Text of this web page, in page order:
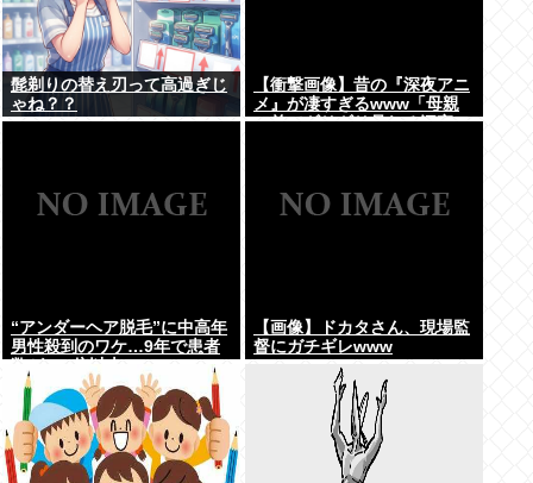
髭剃りの替え刃って高過ぎじ
ゃね？？
【衝撃画像】昔の『深夜アニ
メ』が凄すぎるwww「母親
の前でギリギリ見れる深夜ア
“アンダーヘア脱毛”に中高年
男性殺到のワケ…9年で患者
数が200倍以上
【画像】ドカタさん、現場監
督にガチギレwww